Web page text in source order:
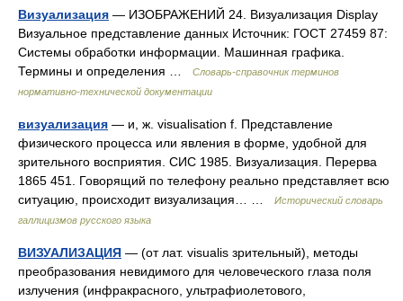
Визуализация — ИЗОБРАЖЕНИЙ 24. Визуализация Display
Визуальное представление данных Источник: ГОСТ 27459 87:
Системы обработки информации. Машинная графика.
Термины и определения …
Словарь-справочник терминов
нормативно-технической документации
визуализация — и, ж. visualisation f. Представление
физического процесса или явления в форме, удобной для
зрительного восприятия. СИС 1985. Визуализация. Перерва
1865 451. Говорящий по телефону реально представляет всю
ситуацию, происходит визуализация… …
Исторический словарь
галлицизмов русского языка
ВИЗУАЛИЗАЦИЯ — (от лат. visualis зрительный), методы
преобразования невидимого для человеческого глаза поля
излучения (инфракрасного, ультрафиолетового,